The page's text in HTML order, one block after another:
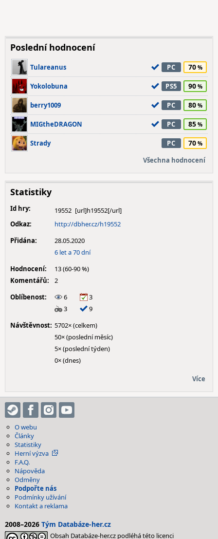
Poslední hodnocení
Tulareanus PC 70
Yokolobuna PS5 90
berry1009 PC 80
MIGtheDRAGON PC 85
Strady PC 70
Všechna hodnocení
Statistiky
Id hry:
19552
Odkaz:
http://dbher.cz/h19552
Přidána:
28.05.2020
6 let a 70 dní
Hodnocení:
13 (60-90 %)
Komentářů:
2
Oblíbenost:
6
3
3
9
Návštěvnost: 5702× (celkem)
50× (poslední měsíc)
5× (poslední týden)
0× (dnes)
Více
O webu
Články
Statistiky
Herní výzva
F.A.Q.
Nápověda
Odměny
Podpořte nás
Podmínky užívání
Kontakt a reklama
2008–2026 Tým Databáze-her.cz
Obsah Databáze-her.cz podléhá této licenci